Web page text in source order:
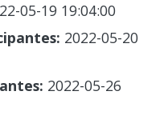
05-19 19:04:00
2022-05-20
2022-05-26